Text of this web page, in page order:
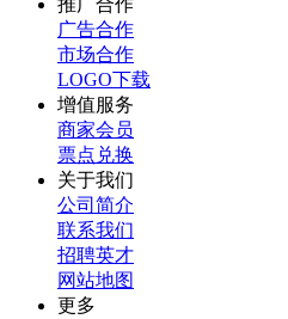
推广合作
广告合作
市场合作
LOGO下载
增值服务
商家会员
票点兑换
关于我们
公司简介
联系我们
招聘英才
网站地图
更多